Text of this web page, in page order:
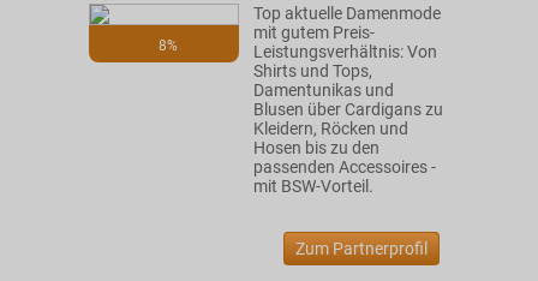
8%
Top aktuelle Damenmode
mit gutem Preis-
Leistungsverhältnis: Von
Shirts und Tops,
Damentunikas und
Blusen über Cardigans zu
Kleidern, Röcken und
Hosen bis zu den
passenden Accessoires -
mit BSW-Vorteil.
Zum Partnerprofil